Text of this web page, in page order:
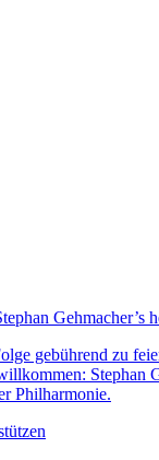
Gehmacher’s
gebührend zu
Stephan
Philharmonie.